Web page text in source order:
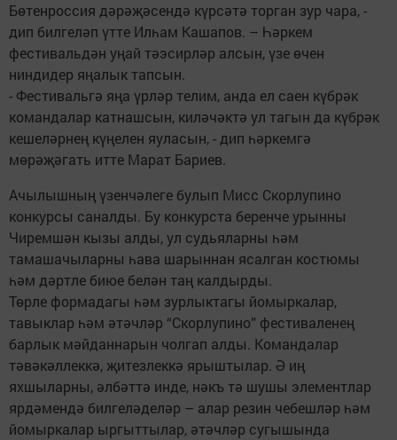
Бөтенроссия дәрәҗәсендә күрсәтә торган зур чара, -
дип билгеләп үтте Илһам Кашапов. – Һәркем
фестивальдән уңай тәэсирләр алсын, үзе өчен
ниндидер яңалык тапсын.
- Фестивальгә яңа үрләр телим, анда ел саен күбрәк
командалар катнашсын, киләчәктә ул тагын да күбрәк
кешеләрнең күңелен яуласын, - дип һәркемгә
мөрәҗәгать итте Марат Бариев.
Ачылышның үзенчәлеге булып Мисс Скорлупино
конкурсы саналды. Бу конкурста беренче урынны
Чиремшән кызы алды, ул судьяларны һәм
тамашачыларны һава шарыннан ясалган костюмы
һәм дәртле биюе белән таң калдырды.
Төрле формадагы һәм зурлыктагы йомыркалар,
тавыклар һәм әтәчләр “Скорлупино” фестиваленең
барлык мәйданнарын чолгап алды. Командалар
тәвәкәллеккә, җитезлеккә ярыштылар. Ә иң
яхшыларны, әлбәттә инде, нәкъ тә шушы элементлар
ярдәмендә билгеләделәр – алар резин чебешләр һәм
йомыркалар ыргыттылар, әтәчләр сугышында